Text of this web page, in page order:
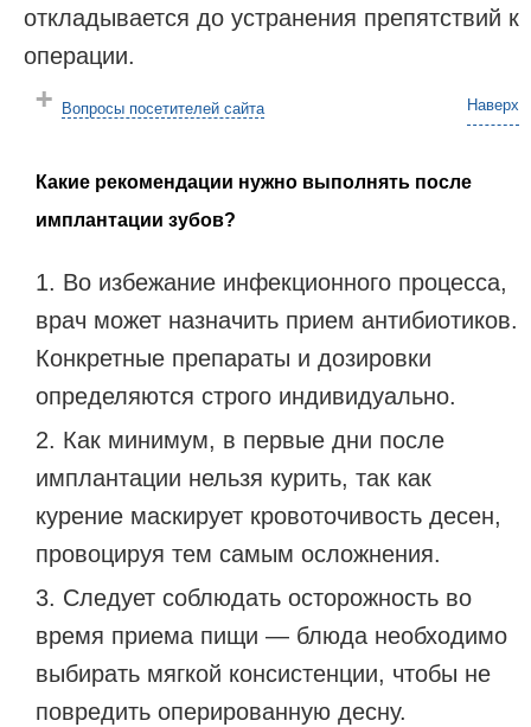
откладывается до устранения препятствий к
операции.
Наверх
Вопросы посетителей сайта
Какие рекомендации нужно выполнять после
имплантации зубов?
Во избежание инфекционного процесса,
врач может назначить прием антибиотиков.
Конкретные препараты и дозировки
определяются строго индивидуально.
Как минимум, в первые дни после
имплантации нельзя курить, так как
курение маскирует кровоточивость десен,
провоцируя тем самым осложнения.
Следует соблюдать осторожность во
время приема пищи — блюда необходимо
выбирать мягкой консистенции, чтобы не
повредить оперированную десну.